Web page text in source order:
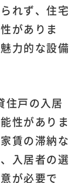
れず、住宅
がありま
力的な設備
住戸の入居
性がありま
賃の滞納な
入居者の選
が必要で